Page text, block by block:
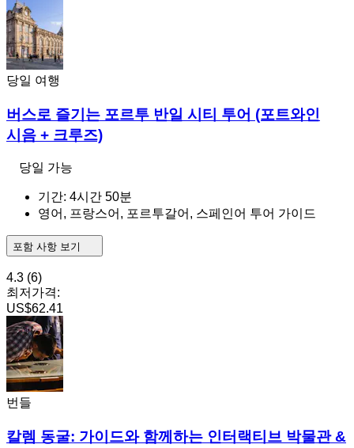
당일 여행
버스로 즐기는 포르투 반일 시티 투어 (포트와인
시음 + 크루즈)
당일 가능
기간: 4시간 50분
영어, 프랑스어, 포르투갈어, 스페인어 투어 가이드
포함 사항 보기
4.3 (6)
최저가격:
US$62.41
번들
칼렘 동굴: 가이드와 함께하는 인터랙티브 박물관 &